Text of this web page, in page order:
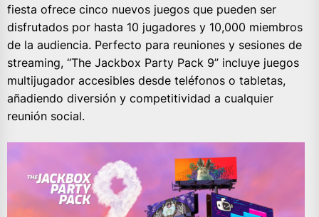
fiesta ofrece cinco nuevos juegos que pueden ser
disfrutados por hasta 10 jugadores y 10,000 miembros
de la audiencia. Perfecto para reuniones y sesiones de
streaming, “The Jackbox Party Pack 9” incluye juegos
multijugador accesibles desde teléfonos o tabletas,
añadiendo diversión y competitividad a cualquier
reunión social.